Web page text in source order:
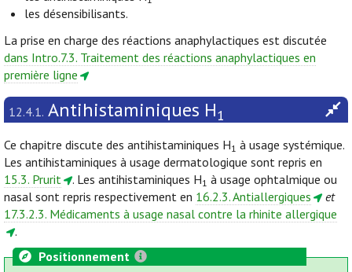
les désensibilisants.
La prise en charge des réactions anaphylactiques est discutée
dans Intro.7.3. Traitement des réactions anaphylactiques en
première ligne
12.4.1. Antihistaminiques H1
Ce chapitre discute des antihistaminiques H1 à usage systémique.
Les antihistaminiques à usage dermatologique sont repris en
15.3. Prurit
. Les antihistaminiques H1 à usage ophtalmique ou
nasal sont repris respectivement en 16.2.3. Antiallergiques
et
17.3.2.3. Médicaments à usage nasal contre la rhinite allergique
.
Positionnement